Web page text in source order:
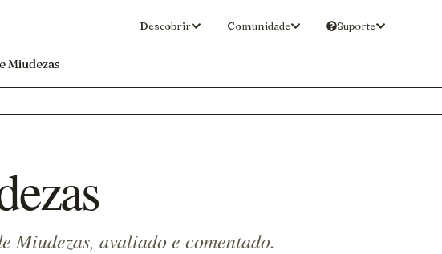
Descobrir Comunidade Suporte
Miudezas
Miudezas, avaliado e comentado.